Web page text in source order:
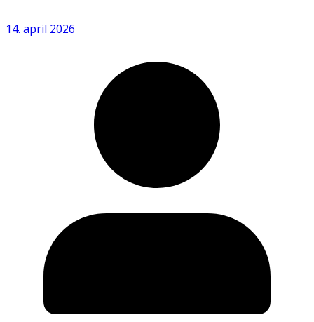
14. april 2026